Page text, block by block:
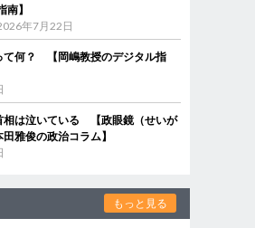
南】
年7月22日
て何？ 【岡嶋教授のデジタル指
相は泣いている 【政眼鏡（せいが
雅俊の政治コラム】
もっと見る